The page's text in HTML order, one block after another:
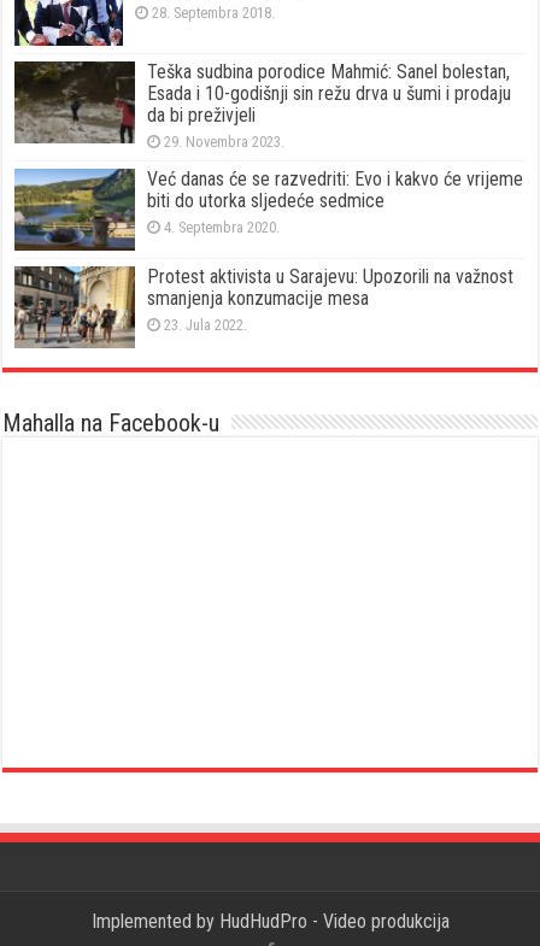
28. Septembra 2018.
Teška sudbina porodice Mahmić: Sanel bolestan,
Esada i 10-godišnji sin režu drva u šumi i prodaju
da bi preživjeli
29. Novembra 2023.
Već danas će se razvedriti: Evo i kakvo će vrijeme
biti do utorka sljedeće sedmice
4. Septembra 2020.
Protest aktivista u Sarajevu: Upozorili na važnost
smanjenja konzumacije mesa
23. Jula 2022.
Mahalla na Facebook-u
Implemented by HudHudPro - Video produkcija